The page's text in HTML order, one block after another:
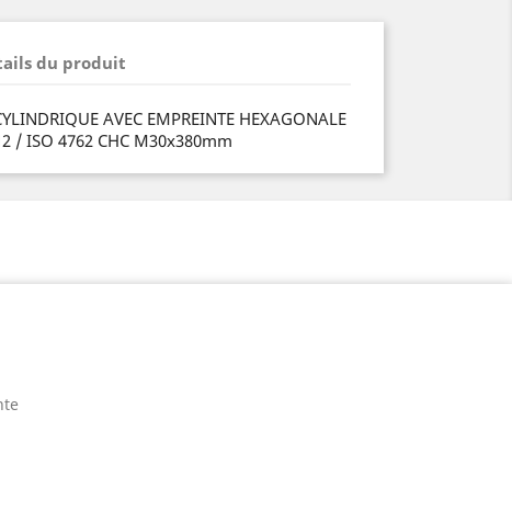
du produit
AVEC EMPREINTE HEXAGONALE
/ ISO 4762 CHC M30x380mm